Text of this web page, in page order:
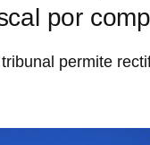
por
permite